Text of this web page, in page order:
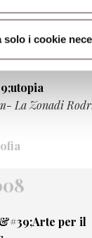
solo i cookie
La Zonadi
per il